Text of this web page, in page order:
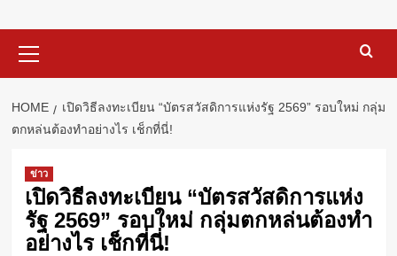
Menu
HOME
เปิดวิธีลงทะเบียน “บัตรสวัสดิการแห่งรัฐ 2569” รอบใหม่ กลุ่ม
ตกหล่นต้องทำอย่างไร เช็กที่นี่!
ข่าว
เปิดวิธีลงทะเบียน “บัตรสวัสดิการแห่ง
รัฐ 2569” รอบใหม่ กลุ่มตกหล่นต้องทำ
อย่างไร เช็กที่นี่!